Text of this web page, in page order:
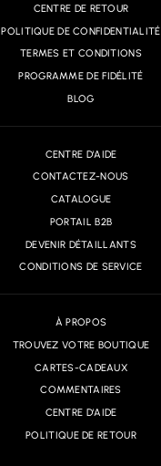
CENTRE DE RETOUR
POLITIQUE DE CONFIDENTIALITÉ
TERMES ET CONDITIONS
PROGRAMME DE FIDÉLITÉ
BLOG
CENTRE D'AIDE
CONTACTEZ-NOUS
CATALOGUE
PORTAIL B2B
DEVENIR DÉTAILLANTS
CONDITIONS DE SERVICE
À PROPOS
TROUVEZ VOTRE BOUTIQUE
CARTES-CADEAUX
COMMENTAIRES
CENTRE D'AIDE
POLITIQUE DE RETOUR